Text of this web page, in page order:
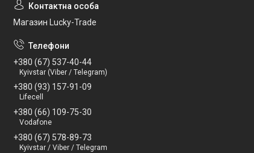
Магазин Lucky-Trade
+380 (67) 537-40-44
Kyivstar (Viber / Telegram)
+380 (93) 157-91-09
Lifecell
+380 (66) 109-75-30
Vodafone
+380 (67) 578-89-73
Kyivstar / Viber / Telegram